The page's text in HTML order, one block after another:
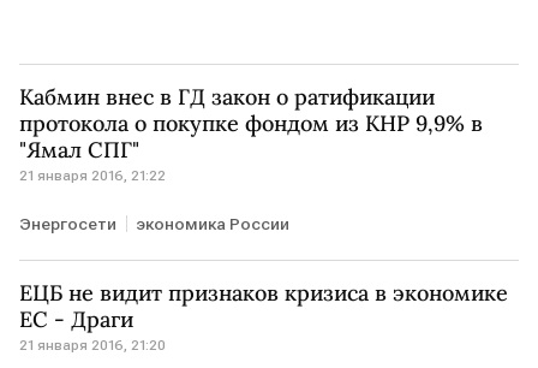
Кабмин внес в ГД закон о ратификации
протокола о покупке фондом из КНР 9,9% в
"Ямал СПГ"
21 января 2016, 21:22
Энергосети экономика России
ЕЦБ не видит признаков кризиса в экономике
ЕС - Драги
21 января 2016, 21:20